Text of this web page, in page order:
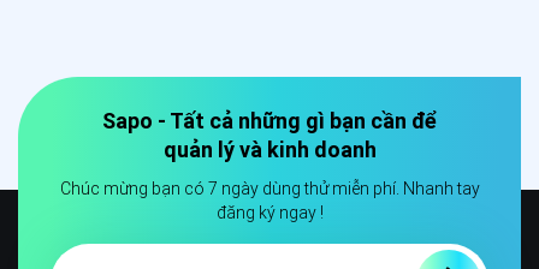
Sapo - Tất cả những gì bạn cần để
quản lý và kinh doanh
Chúc mừng bạn có 7 ngày dùng thử miễn phí. Nhanh tay
đăng ký ngay !